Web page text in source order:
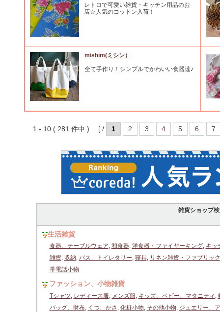
レトロで可愛い雑貨・キッチン用品のお
店☆人気のコットン入荷！
mishim(ミシン）
全て手作り！シンプルでかわいい食器達♪
1 - 10 ( 281 件中 ) [ / 1 2 3 4 5 6 7
雑貨ショップ
生活雑貨
食器、テーブルウェア, 和食器, 洋食器・ファイヤーキング, キッ
雑貨, 収納, バス、トイレタリー, 寝具, リネン雑貨・ファブリック
帯電話小物
ファッション、小物雑貨
Tシャツ, レディース服, メンズ服, キッズ、ベビー、マタニティ ,
バッグ、財布, くつ、かさ , 化粧小物, その他小物, ジュエリー、